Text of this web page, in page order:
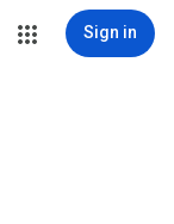
Sign in